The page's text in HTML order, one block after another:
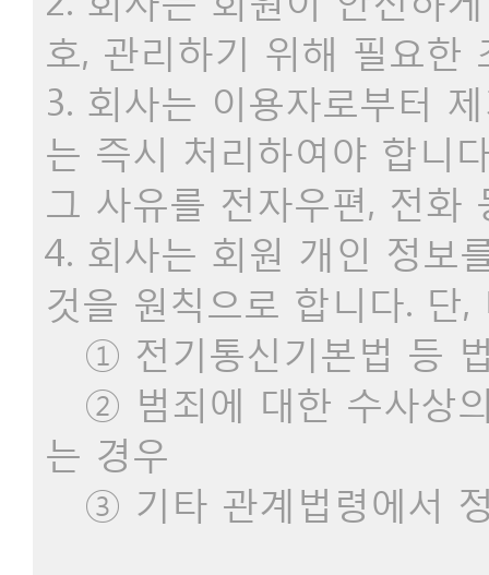
호, 관리하기 위해 필요한
3. 회사는 이용자로부터
는 즉시 처리하여야 합니
그 사유를 전자우편, 전화
4. 회사는 회원 개인 정보
것을 원칙으로 합니다. 단
① 전기통신기본법 등
② 범죄에 대한 수사상
는 경우
③ 기타 관계법령에서